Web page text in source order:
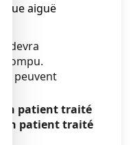
aiguë
devra
peuvent
patient traité
patient traité